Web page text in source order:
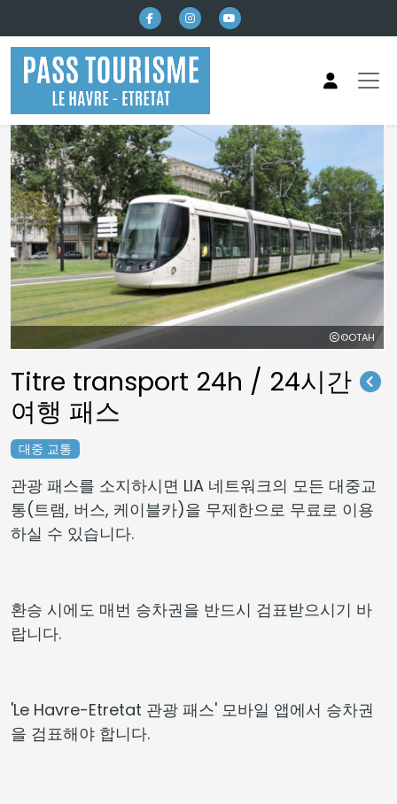
©OTAH
Titre transport 24h / 24시간
여행 패스
대중 교통
관광 패스를 소지하시면 LIA 네트워크의 모든 대중교
통(트램, 버스, 케이블카)을 무제한으로 무료로 이용
하실 수 있습니다.
환승 시에도 매번 승차권을 반드시 검표받으시기 바
랍니다.
'Le Havre-Etretat 관광 패스' 모바일 앱에서 승차권
을 검표해야 합니다.